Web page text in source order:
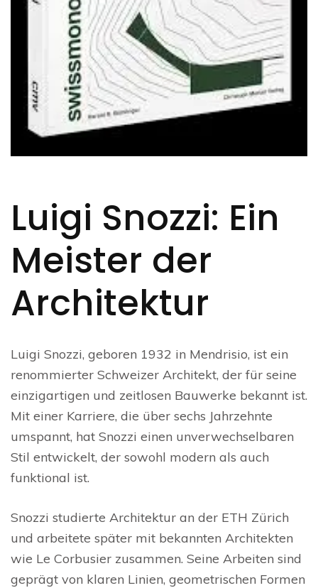
Luigi Snozzi: Ein
Meister der
Architektur
Luigi Snozzi, geboren 1932 in Mendrisio, ist ein
renommierter Schweizer Architekt, der für seine
einzigartigen und zeitlosen Bauwerke bekannt ist.
Mit einer Karriere, die über sechs Jahrzehnte
umspannt, hat Snozzi einen unverwechselbaren
Stil entwickelt, der sowohl modern als auch
funktional ist.
Snozzi studierte Architektur an der ETH Zürich
und arbeitete später mit bekannten Architekten
wie Le Corbusier zusammen. Seine Arbeiten sind
geprägt von klaren Linien, geometrischen Formen